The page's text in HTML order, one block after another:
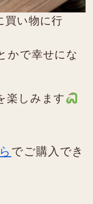
買い物に行
かで幸せにな
楽しみます
でご購入でき